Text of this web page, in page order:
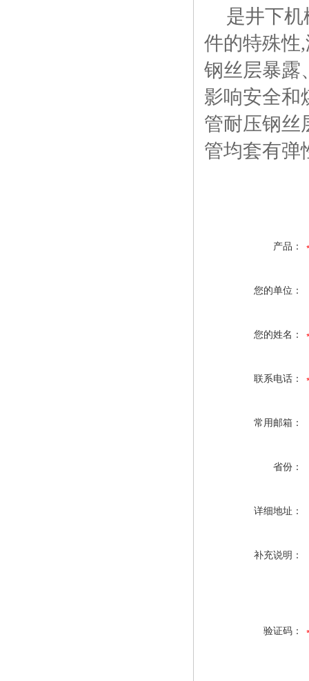
是井下
件的特殊性
钢丝层暴露
影响安全和
管耐压钢丝
管均套有弹
产品：
您的单位：
您的姓名：
联系电话：
常用邮箱：
省份：
详细地址：
补充说明：
验证码：